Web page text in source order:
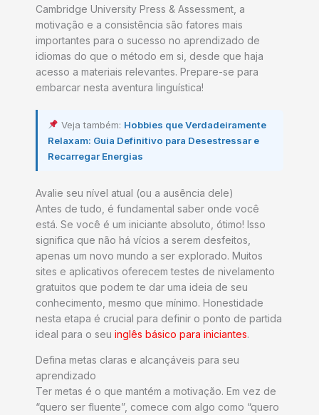
Cambridge University Press & Assessment, a
motivação e a consistência são fatores mais
importantes para o sucesso no aprendizado de
idiomas do que o método em si, desde que haja
acesso a materiais relevantes. Prepare-se para
embarcar nesta aventura linguística!
Veja também: Hobbies que Verdadeiramente
Relaxam: Guia Definitivo para Desestressar e
Recarregar Energias
Avalie seu nível atual (ou a ausência dele)
Antes de tudo, é fundamental saber onde você
está. Se você é um iniciante absoluto, ótimo! Isso
significa que não há vícios a serem desfeitos,
apenas um novo mundo a ser explorado. Muitos
sites e aplicativos oferecem testes de nivelamento
gratuitos que podem te dar uma ideia de seu
conhecimento, mesmo que mínimo. Honestidade
nesta etapa é crucial para definir o ponto de partida
ideal para o seu inglês básico para iniciantes.
Defina metas claras e alcançáveis para seu
aprendizado
Ter metas é o que mantém a motivação. Em vez de
“quero ser fluente”, comece com algo como “quero